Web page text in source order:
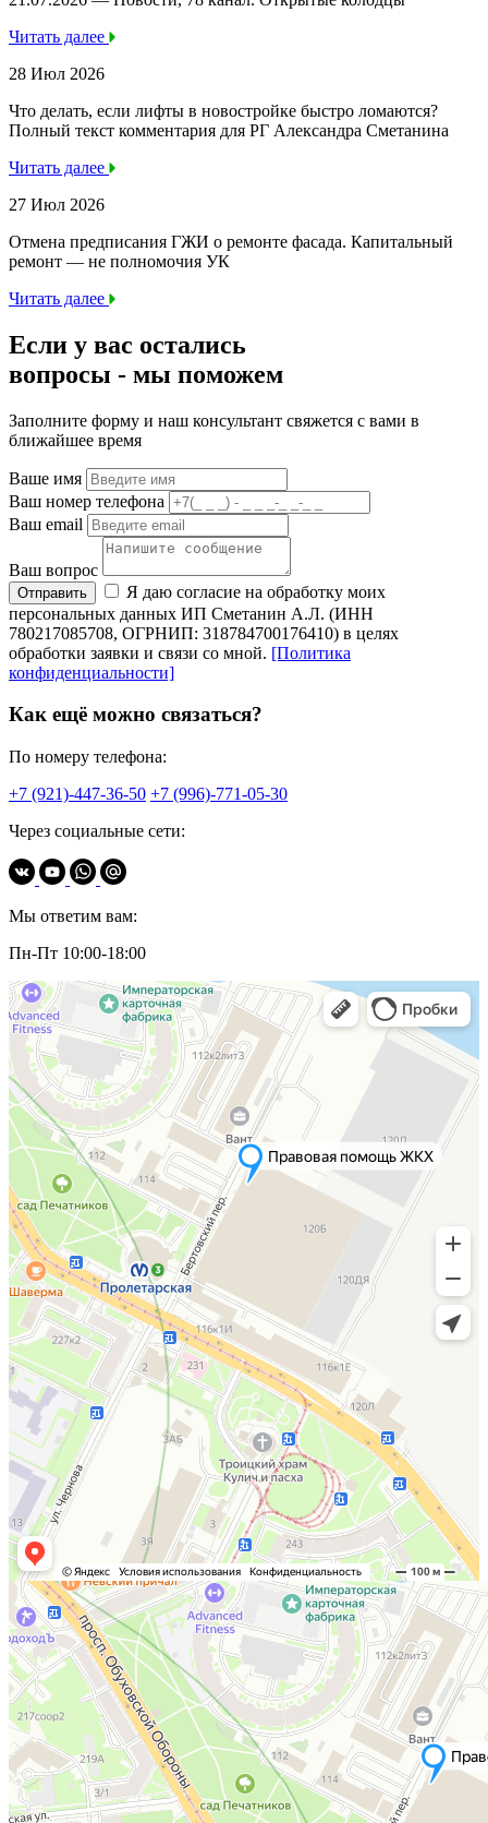
Читать далее
28 Июл 2026
Что делать, если лифты в новостройке быстро ломаются?
Полный текст комментария для РГ Александра Сметанина
Читать далее
27 Июл 2026
Отмена предписания ГЖИ о ремонте фасада. Капитальный
ремонт — не полномочия УК
Читать далее
Если у вас остались
вопросы - мы поможем
Заполните форму и наш консультант свяжется с вами в
ближайшее время
Ваше имя
Ваш номер телефона
Ваш email
Ваш вопрос
Отправить
Я даю согласие на обработку моих
персональных данных ИП Сметанин А.Л. (ИНН
780217085708, ОГРНИП: 318784700176410) в целях
обработки заявки и связи со мной. [Политика
конфиденциальности]
Как ещё можно связаться?
По номеру телефона:
+7 (921)-447-36-50 +7 (996)-771-05-30
Через социальные сети:
Мы ответим вам:
Пн-Пт 10:00-18:00